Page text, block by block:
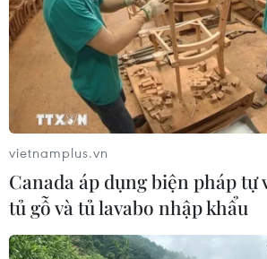
vietnamplus.vn
Canada áp dụng biện pháp tự
tủ gỗ và tủ lavabo nhập khẩu